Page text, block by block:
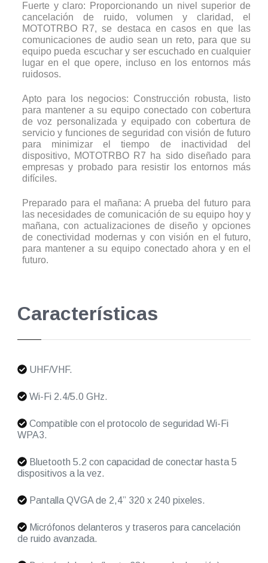
Fuerte y claro: Proporcionando un nivel superior de
cancelación de ruido, volumen y claridad, el
MOTOTRBO R7, se destaca en casos en que las
comunicaciones de audio sean un reto, para que su
equipo pueda escuchar y ser escuchado en cualquier
lugar en el que opere, incluso en los entornos más
ruidosos.
Apto para los negocios: Construcción robusta, listo
para mantener a su equipo conectado con cobertura
de voz personalizada y equipado con cobertura de
servicio y funciones de seguridad con visión de futuro
para minimizar el tiempo de inactividad del
dispositivo, MOTOTRBO R7 ha sido diseñado para
empresas y probado para resistir los entornos más
difíciles.
Preparado para el mañana: A prueba del futuro para
las necesidades de comunicación de su equipo hoy y
mañana, con actualizaciones de diseño y opciones
de conectividad modernas y con visión en el futuro,
para mantener a su equipo conectado ahora y en el
futuro.
Características
UHF/VHF.
Wi-Fi 2.4/5.0 GHz.
Compatible con el protocolo de seguridad Wi-Fi
WPA3.
Bluetooth 5.2 con capacidad de conectar hasta 5
dispositivos a la vez.
Pantalla QVGA de 2,4” 320 x 240 pixeles.
Micrófonos delanteros y traseros para cancelación
de ruido avanzada.